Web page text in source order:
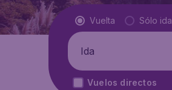
Tipo de vuelo
Vuelta Sólo ida
Salida de
Vuelos directos